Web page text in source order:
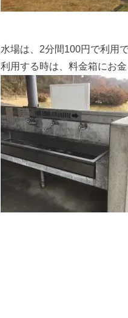
水場は、2分間100円で利用で
利用する時は、料金箱にお